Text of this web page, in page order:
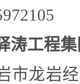
涛工程
市龙岩